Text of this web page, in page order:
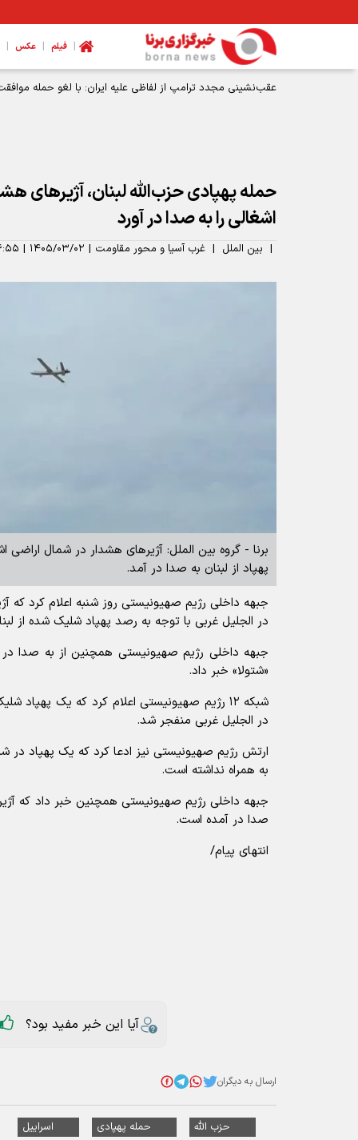
| فیلم | عکس |
عقب‌نشینی مجدد ترامپ از لفاظی علیه ایران: با لغو حمله
حمله پهپادی حزب‌الله لبنان، آژیرهای
اشغالی را به صدا در آورد
| بین الملل | غرب آسیا و محور مقاومت | ۱۴۰۵/۰۳/۰۲ |
برنا - گروه بین الملل: آژیرهای هشدار در شمال
پهپاد از لبنان به صدا در آمد.
جبهه داخلی رژیم صهیونیستی روز شنبه اعلام کرد که
در الجلیل غربی با توجه به رصد پهپاد شلیک شده از
جبهه داخلی رژیم صهیونیستی همچنین از به صدا
«شتولا» خبر داد.
شبکه ۱۲ رژیم صهیونیستی اعلام کرد که یک
در الجلیل غربی منفجر شد.
ارتش رژیم صهیونیستی نیز ادعا کرد که یک پهپاد
به همراه نداشته است.
جبهه داخلی رژیم صهیونیستی همچنین خبر داد که
صدا در آمده است.
انتهای پیام/
حمله پهپادی اسراییل
بررسی طرح ممنوعیت واردات از اسرائیل در